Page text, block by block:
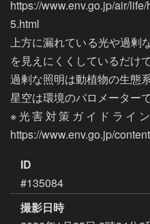
https://www.env.go.jp/air/
5.html
上方に漏れている光や過剰
を見えにくくしているだけで
過剰な照明は動植物の生態
星空は環境のバロメーターで
※光害対策ガイドライ
https://www.env.go.jp/
ID
#135084
撮影日時